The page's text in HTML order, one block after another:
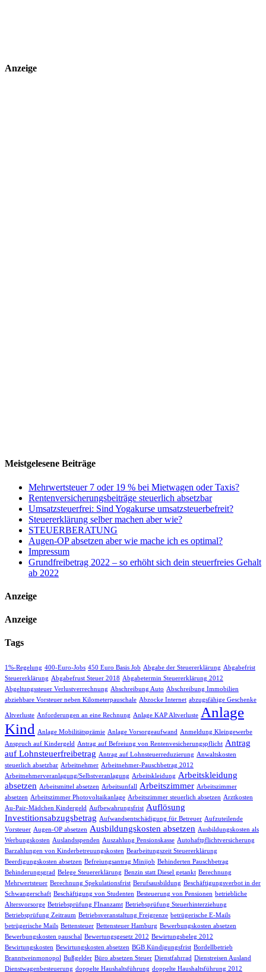
Anzeige
Meistgelesene Beiträge
Mehrwertsteuer 7 oder 19 % bei Mietwagen oder Taxis?
Rentenversicherungsbeiträge steuerlich absetzbar
Umsatzsteuerfrei: Sind Yogakurse umsatzsteuerbefreit?
Steuererklärung selber machen aber wie?
STEUERBERATUNG
Augen-OP absetzen aber wie mache ich es optimal?
Impressum
Grundfreibetrag 2022 – so erhöht sich dein steuerfreies Gehalt
ab 2022
Anzeige
Anzeige
Tags
1%-Regelung 400-Euro-Jobs 450 Euro Basis Job Abgabe der Steuererklärung Abgabefrist
Steuererklärung Abgabefrust Steuer 2018 Abgabetermin Steuererklärung 2012
Abgeltungssteuer Verlustverrechnung Abschreibung Auto Abschreibung Immobilien
abziehbare Vorsteuer neben Kilometerpauschale Abzocke Internet abzugsfähige Geschenke
Altverluste Anforderungen an eine Rechnung Anlage KAP Altverluste Anlage
Kind
Anlage Mobilitätsprämie Anlage Vorsorgeaufwand
Anmeldung Kleingewerbe
Anspruch auf Kindergeld
Antrag auf Befreiung von Rentenvesicherungspflicht Antrag
auf Lohnsteuerfreibetrag Antrag auf Lohnsteuerreduzierung Anwaltskosten
steuerlich absetzbar Arbeitnehmer Arbeitnehmer-Pauschbetrag 2012
Arbeitnehmerveranlagung/Selbstveranlagung Arbeitskleidung Arbeitskleidung
absetzen Arbeitsmittel absetzen Arbeitsunfall Arbeitszimmer Arbeitszimmer
absetzen Arbeitszimmer Photovoltaikanlage Arbeitszimmer steuerlich absetzen Arztkosten
Au-Pair-Mädchen Kindergeld
Aufbewahrungsfrist Auflösung
Investitionsabzugsbetrag Aufwandsentschädigung für Betreuer Aufzuteilende
Vorsteuer Augen-OP absetzen Ausbildungskosten absetzen Ausbildungskosten als
Werbungskosten Auslandsspenden Auszahlung Pensionskasse Autohaftpflichtversicherung
Barzahlungen von Kinderbetreuungskosten Bearbeitungszeit Steuererklärung
Beerdigungskosten absetzen Befreiungsantrag Minijob Behinderten Pauschbetrag
Behinderungsgrad Belege Steuererklärung Benzin statt Diesel getankt Berechnung
Mehrwertsteuer Berechnung Spekulationsfrist Berufsausbildung Beschäftigungsverbot in der
Schwangerschaft Beschäftigung von Studenten Besteuerung von Pensionen betriebliche
Altersvorsorge Betriebsprüfung FInanzamt Betriebsprüfung Steuerhinterziehung
Betriebsprüfung Zeitraum Betriebsveranstaltung Freigrenze betrügerische E-Mails
betrügerische Mails Bettensteuer Bettensteuer Hamburg Bewerbungskosten absetzen
Bewerbungskosten pauschal Bewertungsgesetz 2012 Bewirtungsbeleg 2012
Bewirtungskosten Bewirtungskosten absetzen BGB Kündigungsfrist Bordellbetrieb
Branntweinmonopol Bußgelder Büro absetzen Steuer Dienstfahrrad Dienstreisen Ausland
Dienstwagenbesteuerung doppelte Haushaltsführung doppelte Haushaltsführung 2012